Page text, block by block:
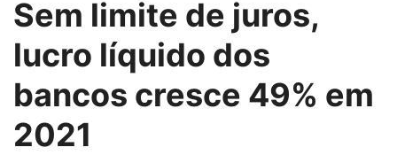
Sem limite de juros,
lucro líquido dos
bancos cresce 49% em
2021